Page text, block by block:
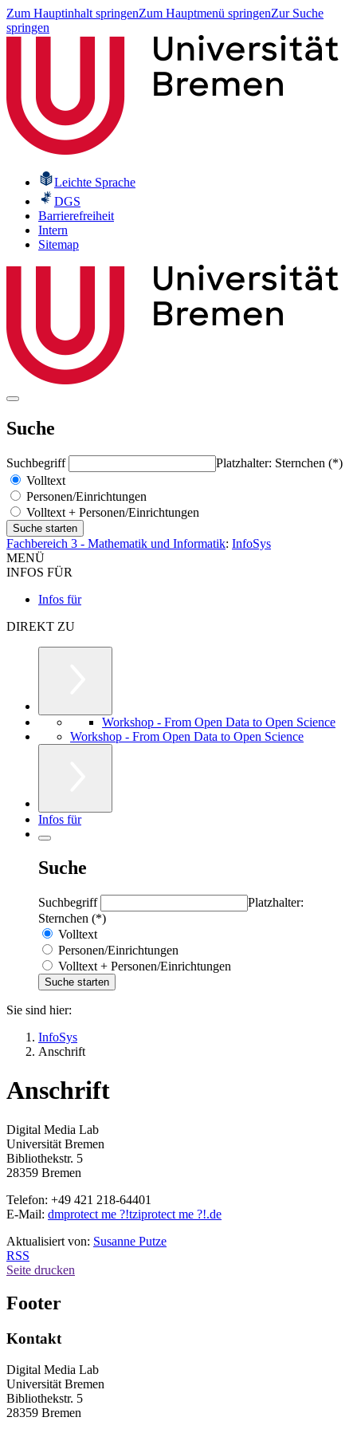
Zum Hauptinhalt springenZum Hauptmenü springenZur Suche
springen
Leichte Sprache
DGS
Barrierefreiheit
Intern
Sitemap
Suche
Suchbegriff
Platzhalter: Sternchen (*)
Volltext
Personen/Einrichtungen
Volltext + Personen/Einrichtungen
Fachbereich 3 - Mathematik und Informatik: InfoSys
MENÜ
INFOS FÜR
Infos für
DIREKT ZU
Workshop - From Open Data to Open Science
Workshop - From Open Data to Open Science
Infos für
Suche
Suchbegriff
Platzhalter:
Sternchen (*)
Volltext
Personen/Einrichtungen
Volltext + Personen/Einrichtungen
Sie sind hier:
InfoSys
Anschrift
Anschrift
Digital Media Lab
Universität Bremen
Bibliothekstr. 5
28359 Bremen
Telefon: +49 421 218-64401
E-Mail: dmprotect me ?!tziprotect me ?!.de
Aktualisiert von: Susanne Putze
RSS
Seite drucken
Footer
Kontakt
Digital Media Lab
Universität Bremen
Bibliothekstr. 5
28359 Bremen